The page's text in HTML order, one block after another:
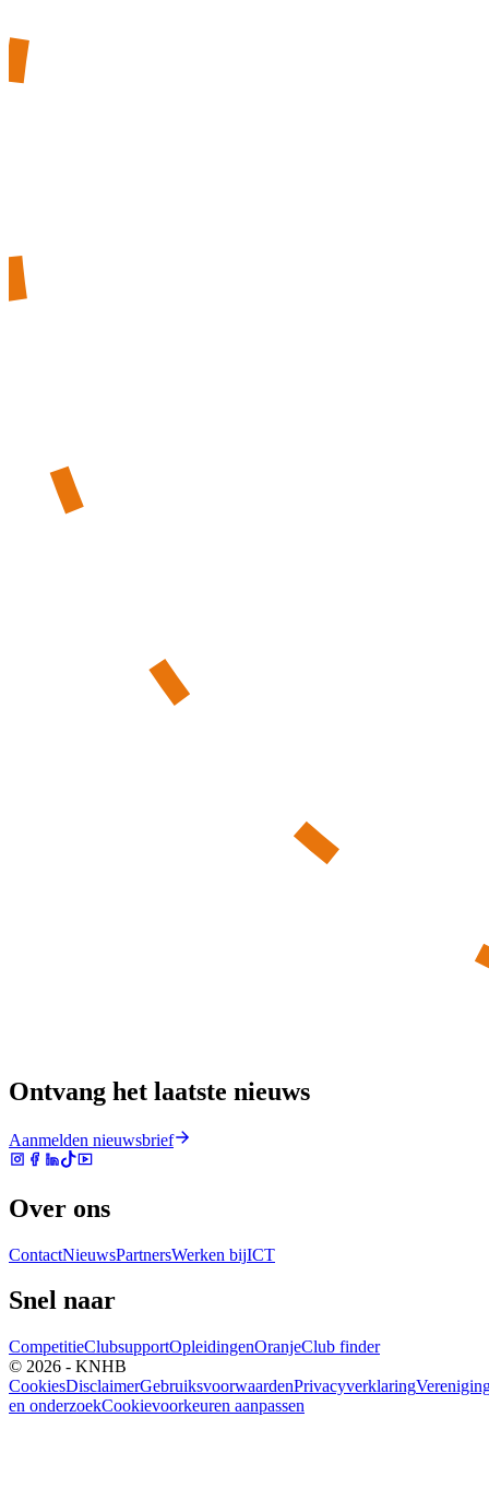
Ontvang het laatste nieuws
Aanmelden nieuwsbrief
Over ons
ContactNieuwsPartnersWerken bijICT
Snel naar
CompetitieClubsupportOpleidingenOranjeClub finder
© 2026 - KNHB
CookiesDisclaimerGebruiksvoorwaardenPrivacyverklaring
en onderzoekCookievoorkeuren aanpassen